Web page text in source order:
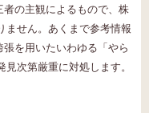
の主観によるもので、株
ません。あくまで参考情報
を用いたいわゆる「やら
次第厳重に対処します。